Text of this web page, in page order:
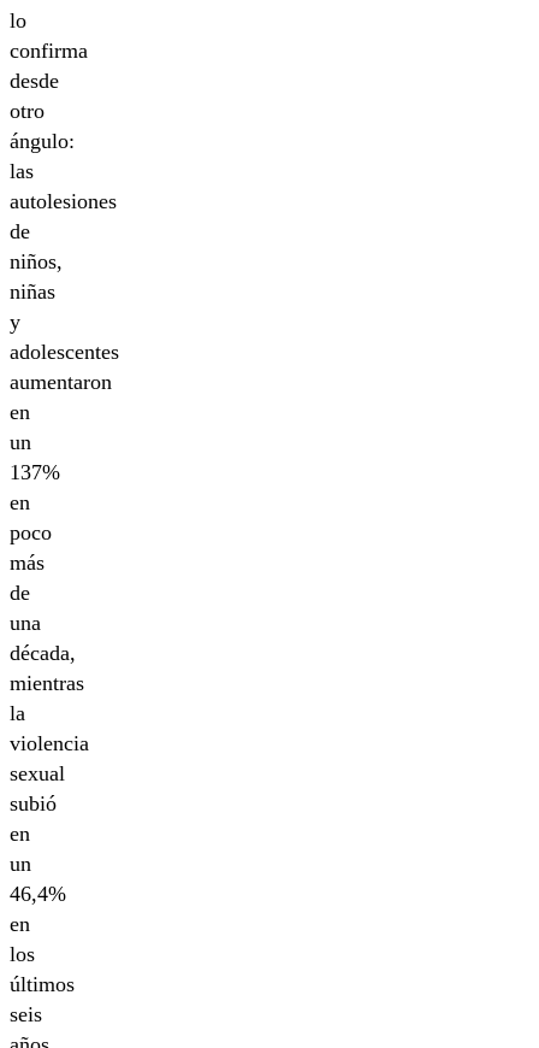
lo
confirma
desde
otro
ángulo:
las
autolesiones
de
niños,
niñas
y
adolescentes
aumentaron
en
un
137%
en
poco
más
de
una
década,
mientras
la
violencia
sexual
subió
en
un
46,4%
en
los
últimos
seis